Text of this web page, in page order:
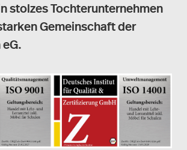
stolzes Tochterunternehmen
Gemeinschaft der